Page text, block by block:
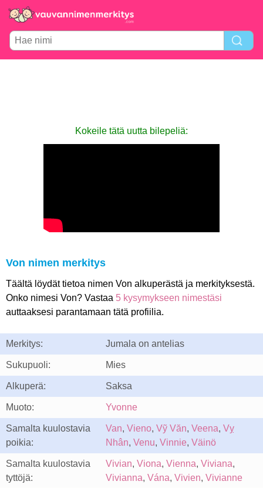
Kokeile tätä uutta bilepeliä:
Von nimen merkitys
Täältä löydät tietoa nimen Von alkuperästä ja merkityksestä.
Onko nimesi Von? Vastaa 5 kysymykseen nimestäsi
auttaaksesi parantamaan tätä profiilia.
Merkitys: Jumala on antelias
Sukupuoli: Mies
Alkuperä: Saksa
Muoto: Yvonne
Samalta kuulostavia
poikia:
Van, Vieno, Vỹ Văn, Veena, Vỵ
Nhân, Venu, Vinnie, Väinö
Samalta kuulostavia
tyttöjä:
Vivian, Viona, Vienna, Viviana,
Vivianna, Vána, Vivien, Vivianne